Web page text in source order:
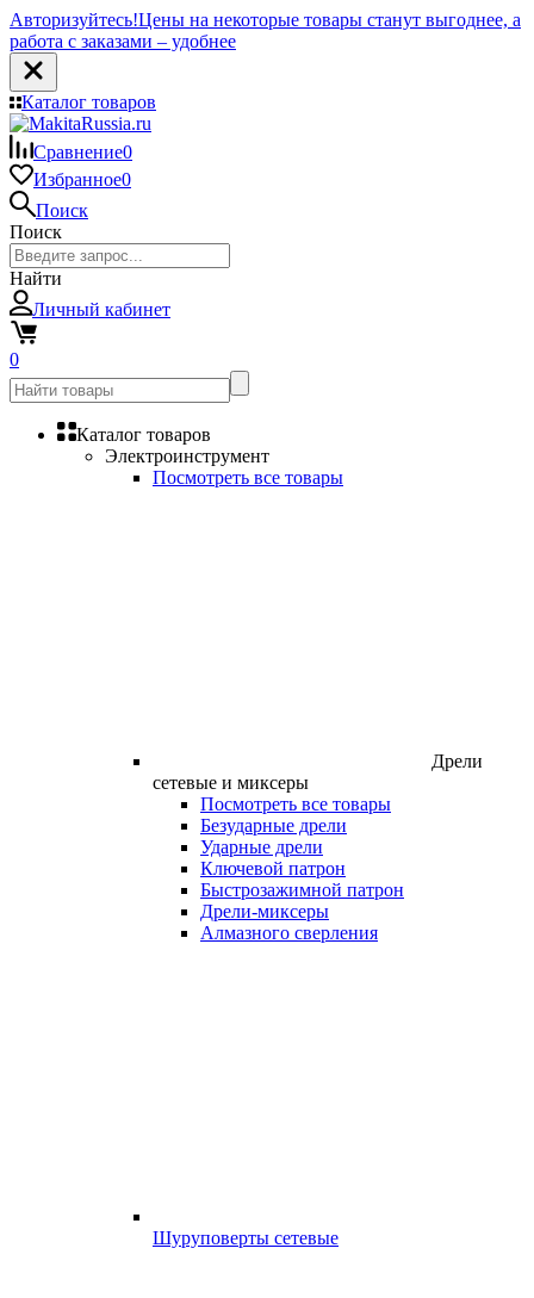
Авторизуйтесь!Цены на некоторые товары станут выгоднее, а
работа с заказами – удобнее
Каталог товаров
Сравнение0
Избранное0
Поиск
Поиск
Найти
Личный кабинет
0
Каталог товаров
Электроинструмент
Посмотреть все товары
Дрели
сетевые и миксеры
Посмотреть все товары
Безударные дрели
Ударные дрели
Ключевой патрон
Быстрозажимной патрон
Дрели-миксеры
Алмазного сверления
Шуруповерты сетевые